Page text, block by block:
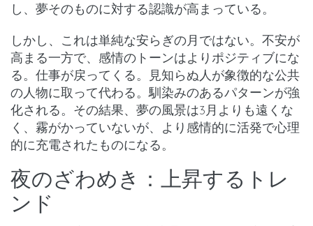
し、夢そのものに対する認識が高まっている。
しかし、これは単純な安らぎの月ではない。 不安が
高まる一方で、感情のトーンはよりポジティブにな
る。仕事が戻ってくる。見知らぬ人が象徴的な公共
の人物に取って代わる。馴染みのあるパターンが強
化される。その結果、夢の風景は3月よりも遠くな
く、霧がかっていないが、より感情的に活発で心理
的に充電されたものになる。
夜のざわめき：上昇するトレ
ンド